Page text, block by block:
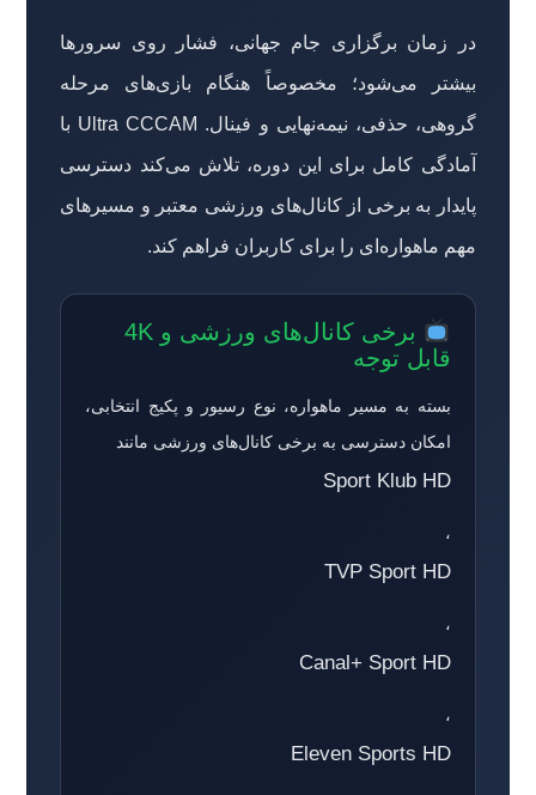
در زمان برگزاری جام جهانی، فشار روی سرورها
بیشتر می‌شود؛ مخصوصاً هنگام بازی‌های مرحله
گروهی، حذفی، نیمه‌نهایی و فینال. Ultra CCCAM با
آمادگی کامل برای این دوره، تلاش می‌کند دسترسی
پایدار به برخی از کانال‌های ورزشی معتبر و مسیرهای
مهم ماهواره‌ای را برای کاربران فراهم کند.
برخی کانال‌های ورزشی و 4K
قابل توجه
بسته به مسیر ماهواره، نوع رسیور و پکیج انتخابی،
امکان دسترسی به برخی کانال‌های ورزشی مانند
Sport Klub HD
،
TVP Sport HD
،
Canal+ Sport HD
،
Eleven Sports HD